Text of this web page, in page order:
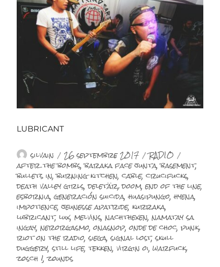
LUBRICANT
Auteur
silvain Publié
le
26 septembre 2017 Catégories
RADIO
after the bombs,baraka face junta,basement,
bullets in,burning kitchen,cable,crucifucks,
death valley girls,deletär,doom,end of the line,
esbornia,generación suicida,huasipungo,hyena,
impotience,jeunesse apatride, kurraka,
lubricant,lux,melvins,nachthexen,namatay sa
ingay,nerorgasmo,onasnop,onde de choc,punk,
riot on the radio,siega,signal lost,skull
duggery,still life,tekken,virgin oi,warfuck,
zosch !,zounds